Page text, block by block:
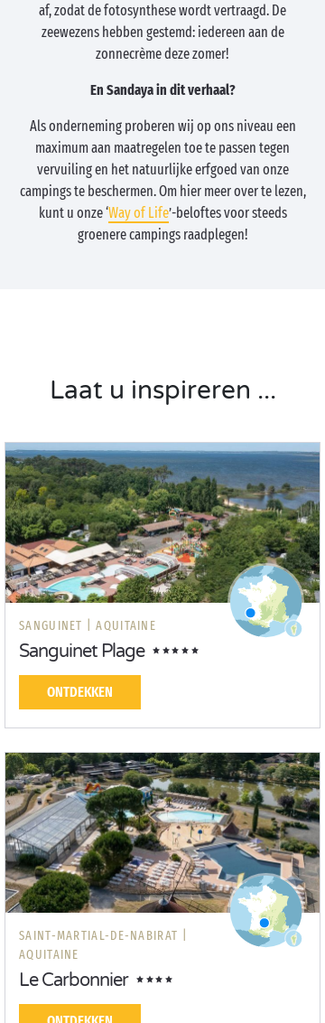
af, zodat de fotosynthese wordt vertraagd. De
zeewezens hebben gestemd: iedereen aan de
zonnecrème deze zomer!
En Sandaya in dit verhaal?
Als onderneming proberen wij op ons niveau een
maximum aan maatregelen toe te passen tegen
vervuiling en het natuurlijke erfgoed van onze
campings te beschermen. Om hier meer over te lezen,
kunt u onze ‘Way of Life’-beloftes voor steeds
groenere campings raadplegen!
Laat u inspireren ...
SANGUINET | AQUITAINE
Sanguinet Plage
ONTDEKKEN
SAINT-MARTIAL-DE-NABIRAT |
AQUITAINE
Le Carbonnier